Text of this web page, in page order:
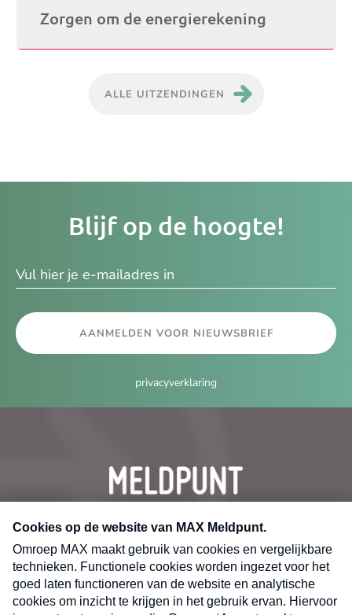
Zorgen om de energierekening
ALLE UITZENDINGEN
Blijf op de hoogte!
AANMELDEN VOOR NIEUWSBRIEF
privacyverklaring
CONTACT